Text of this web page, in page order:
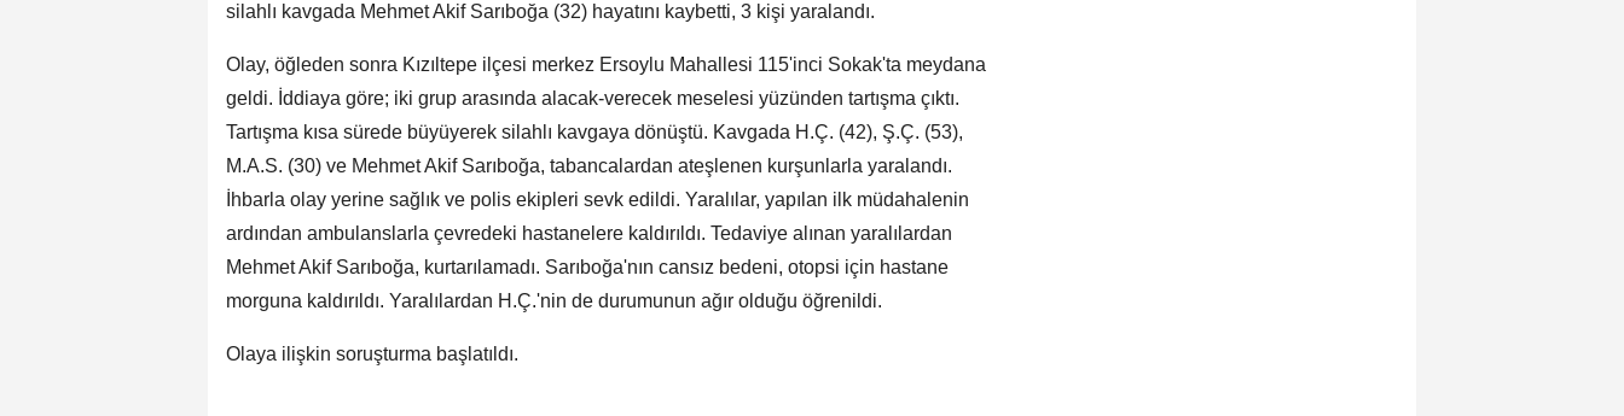
silahlı kavgada Mehmet Akif Sarıboğa (32) hayatını kaybetti, 3 kişi yaralandı.
Olay, öğleden sonra Kızıltepe ilçesi merkez Ersoylu Mahallesi 115'inci Sokak'ta meydana
geldi. İddiaya göre; iki grup arasında alacak-verecek meselesi yüzünden tartışma çıktı.
Tartışma kısa sürede büyüyerek silahlı kavgaya dönüştü. Kavgada H.Ç. (42), Ş.Ç. (53),
M.A.S. (30) ve Mehmet Akif Sarıboğa, tabancalardan ateşlenen kurşunlarla yaralandı.
İhbarla olay yerine sağlık ve polis ekipleri sevk edildi. Yaralılar, yapılan ilk müdahalenin
ardından ambulanslarla çevredeki hastanelere kaldırıldı. Tedaviye alınan yaralılardan
Mehmet Akif Sarıboğa, kurtarılamadı. Sarıboğa'nın cansız bedeni, otopsi için hastane
morguna kaldırıldı. Yaralılardan H.Ç.'nin de durumunun ağır olduğu öğrenildi.
Olaya ilişkin soruşturma başlatıldı.